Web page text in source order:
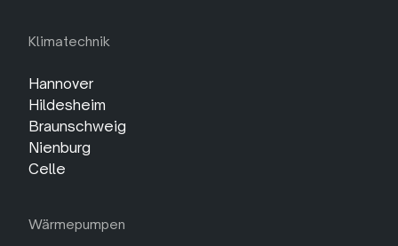
Klimatechnik
Hannover
Hildesheim
Braunschweig
Nienburg
Celle
Wärmepumpen